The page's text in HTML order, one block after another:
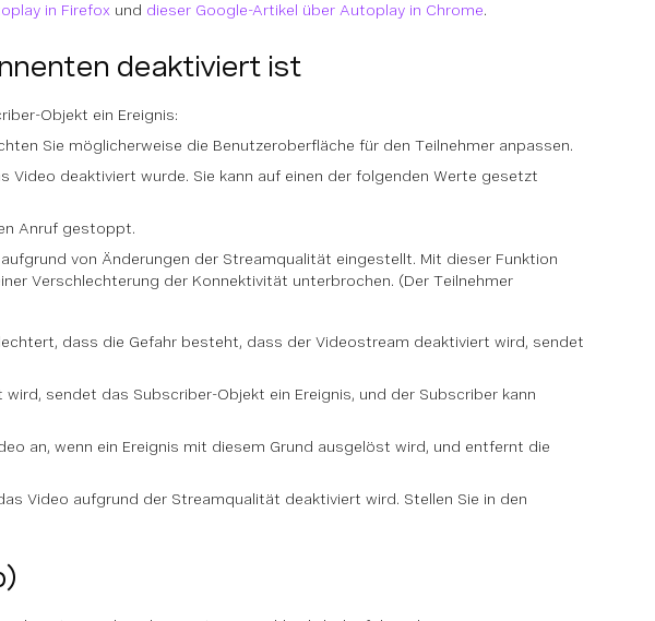
in Firefox und dieser Google-Artikel über Autoplay in Chrome.
deaktiviert ist
Objekt ein Ereignis:
Sie möglicherweise die Benutzeroberfläche für den Teilnehmer anpassen.
deaktiviert wurde. Sie kann auf einen der folgenden Werte gesetzt
Anruf gestoppt.
von Änderungen der Streamqualität eingestellt. Mit dieser Funktion
Verschlechterung der Konnektivität unterbrochen. (Der Teilnehmer
dass die Gefahr besteht, dass der Videostream deaktiviert wird, sendet
sendet das Subscriber-Objekt ein Ereignis, und der Subscriber kann
an, wenn ein Ereignis mit diesem Grund ausgelöst wird, und entfernt die
Video aufgrund der Streamqualität deaktiviert wird. Stellen Sie in den